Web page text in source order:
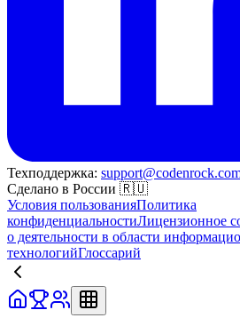
Техподдержка:
Сделано в России 🇷🇺
Условия пользованияПолитика
конфиденциальностиЛицензионное
о деятельности в области
технологийГлоссарий